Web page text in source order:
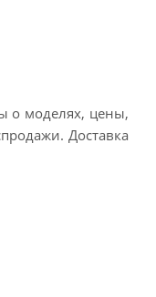
о моделях, цены,
Доставка